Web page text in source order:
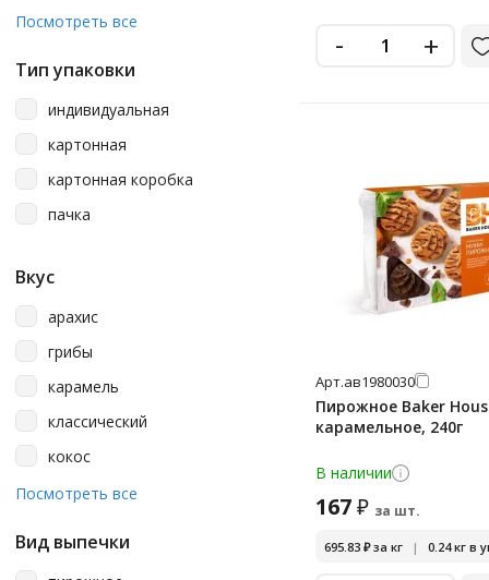
80 г
Посмотреть все
Тип упаковки
индивидуальная
картонная
картонная коробка
пачка
Вкус
арахис
грибы
карамель
классический
кокос
лук
Посмотреть все
Вид выпечки
- +
Арт.ав1980030
Пирожное Baker
карамельное, 240г
В наличии
167₽ за шт.
695.83 ₽за кг | 0.24 кг в